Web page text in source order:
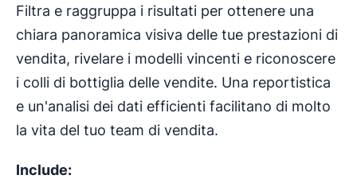
Filtra e raggruppa i risultati per ottenere una
chiara panoramica visiva delle tue prestazioni di
vendita, rivelare i modelli vincenti e riconoscere
i colli di bottiglia delle vendite. Una reportistica
e un'analisi dei dati efficienti facilitano di molto
la vita del tuo team di vendita.
Include: